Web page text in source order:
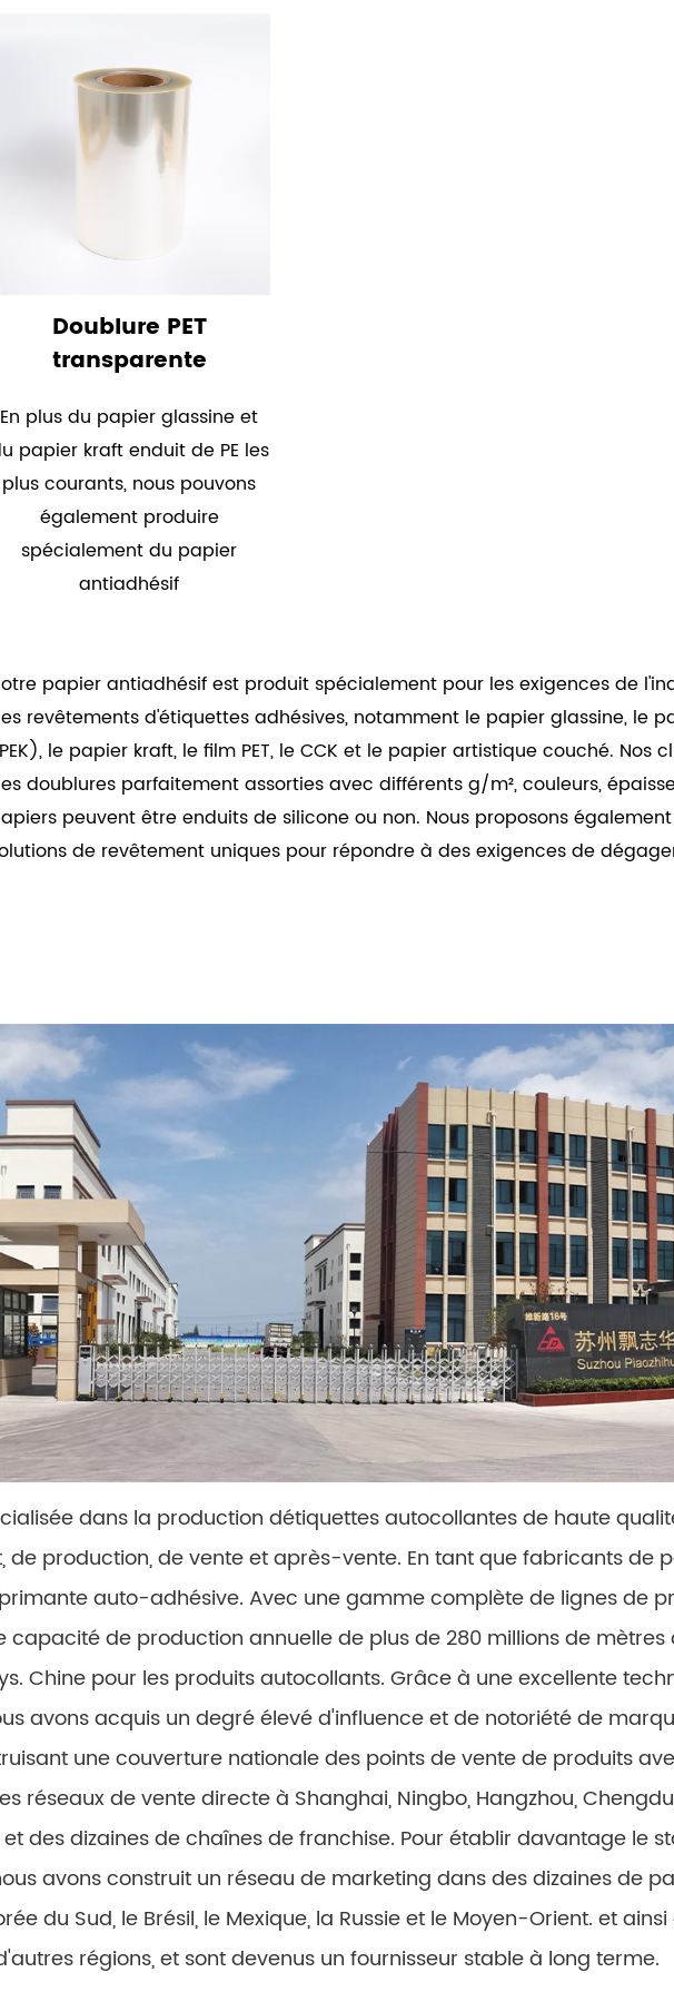
Doublure PET
transparente
En plus du papier glassine et
papier kraft enduit de PE les
plus courants, nous pouvons
également produire
spécialement du papier
antiadhésif
papier antiadhésif est produit spécialement pour les exigences de
revêtements d'étiquettes adhésives, notamment le papier glassine, le
le papier kraft, le film PET, le CCK et le papier artistique couché. Nos
doublures parfaitement assorties avec différents g/m², couleurs,
peuvent être enduits de silicone ou non. Nous proposons
de revêtement uniques pour répondre à des exigences de
dans la production détiquettes autocollantes de haute
production, de vente et après-vente. En tant que fabricants de
auto-adhésive. Avec une gamme complète de lignes de
de production annuelle de plus de 280 millions de mètres
Chine pour les produits autocollants. Grâce à une excellente
avons acquis un degré élevé d'influence et de notoriété de
une couverture nationale des points de vente de produits
réseaux de vente directe à Shanghai, Ningbo, Hangzhou,
des dizaines de chaînes de franchise. Pour établir davantage le
avons construit un réseau de marketing dans des dizaines de
du Sud, le Brésil, le Mexique, la Russie et le Moyen-Orient. et
régions, et sont devenus un fournisseur stable à long terme.